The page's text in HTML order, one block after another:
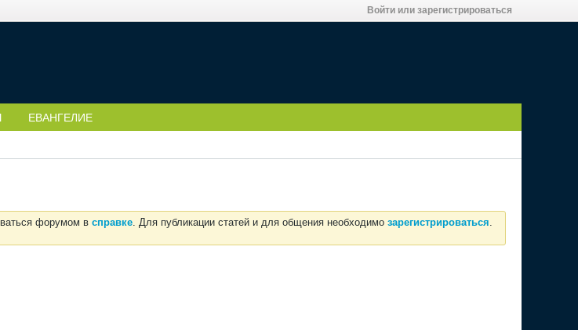
Войти или зарегистрироваться
ЕВАНГЕЛИЕ
форумом в справке. Для публикации статей и для общения необходимо зарегистрироваться.